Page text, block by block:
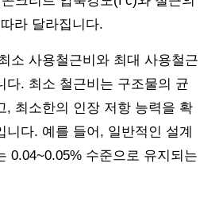
라 달라집니다.
소 사용철근비와 최대 사용철근
다. 최소 철근비는 구조물의 균
, 최소한의 인장 저항 능력을 확
니다. 예를 들어, 일반적인 설계
0.04~0.05% 수준으로 유지되는